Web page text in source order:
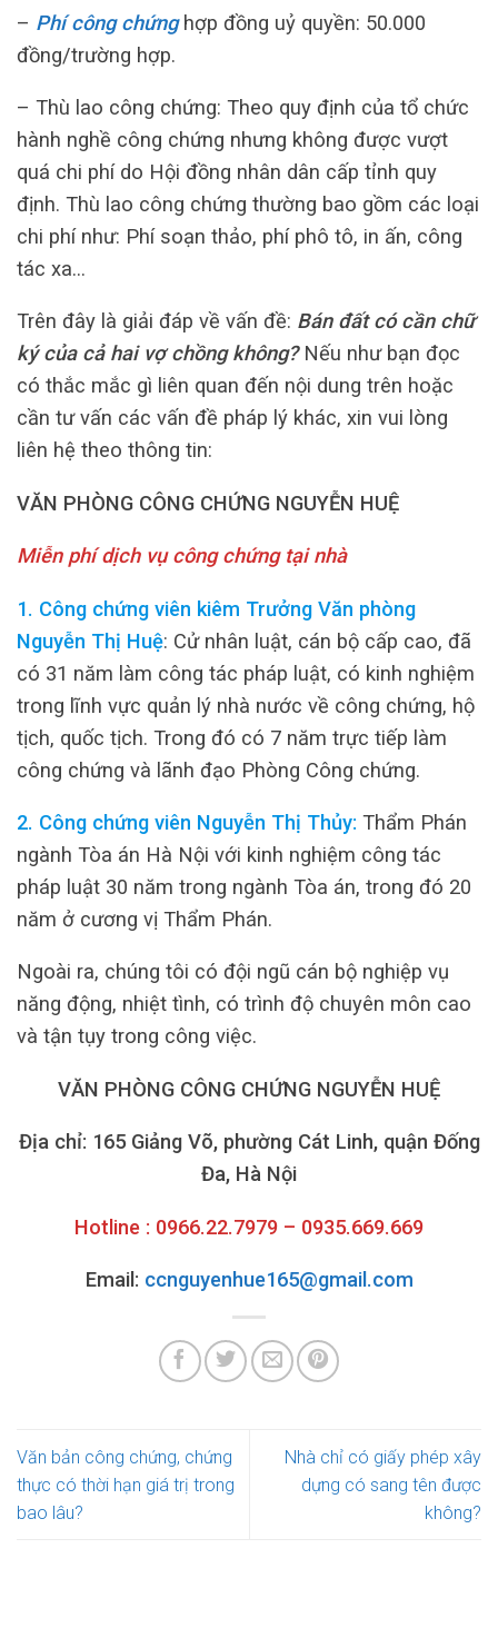
– Phí công chứnghợp đồng uỷ quyền: 50.000
đồng/trường hợp.
– Thù lao công chứng: Theo quy định của tổ chức
hành nghề công chứng nhưng không được vượt
quá chi phí do Hội đồng nhân dân cấp tỉnh quy
định. Thù lao công chứng thường bao gồm các loại
chi phí như: Phí soạn thảo, phí phô tô, in ấn, công
tác xa…
Trên đây là giải đáp về vấn đề: Bán đất có cần chữ
ký của cả hai vợ chồng không? Nếu như bạn đọc
có thắc mắc gì liên quan đến nội dung trên hoặc
cần tư vấn các vấn đề pháp lý khác, xin vui lòng
liên hệ theo thông tin:
VĂN PHÒNG CÔNG CHỨNG NGUYỄN HUỆ
Miễn phí dịch vụ công chứng tại nhà
1. Công chứng viên kiêm Trưởng Văn phòng
Nguyễn Thị Huệ: Cử nhân luật, cán bộ cấp cao, đã
có 31 năm làm công tác pháp luật, có kinh nghiệm
trong lĩnh vực quản lý nhà nước về công chứng, hộ
tịch, quốc tịch. Trong đó có 7 năm trực tiếp làm
công chứng và lãnh đạo Phòng Công chứng.
2. Công chứng viên Nguyễn Thị Thủy: Thẩm Phán
ngành Tòa án Hà Nội với kinh nghiệm công tác
pháp luật 30 năm trong ngành Tòa án, trong đó 20
năm ở cương vị Thẩm Phán.
Ngoài ra, chúng tôi có đội ngũ cán bộ nghiệp vụ
năng động, nhiệt tình, có trình độ chuyên môn cao
và tận tụy trong công việc.
VĂN PHÒNG CÔNG CHỨNG NGUYỄN HUỆ
Địa chỉ: 165 Giảng Võ, phường Cát Linh, quận Đống
Đa, Hà Nội
Hotline : 0966.22.7979 – 0935.669.669
Email: ccnguyenhue165@gmail.com
Văn bản công chứng, chứng
thực có thời hạn giá trị trong
bao lâu?
Nhà chỉ có giấy phép xây
dựng có sang tên được
không?